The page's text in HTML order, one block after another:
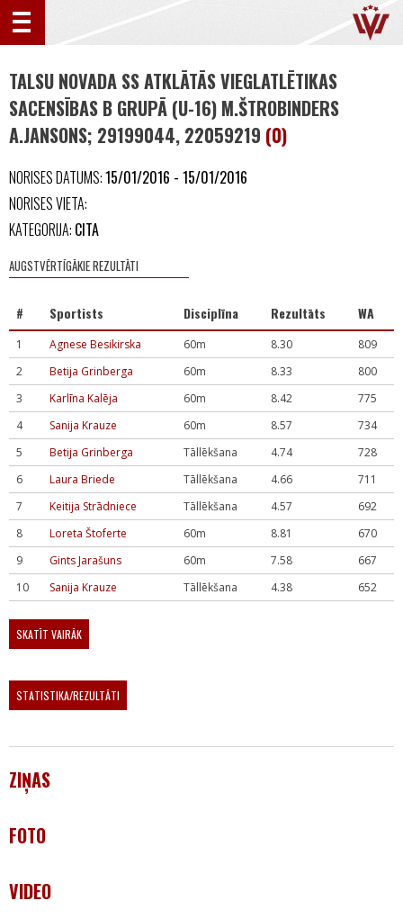
TALSU NOVADA SS ATKLĀTĀS VIEGLATLĒTIKAS
SACENSĪBAS B GRUPĀ (U-16) M.ŠTROBINDERS
A.JANSONS; 29199044, 22059219 (0)
NORISES DATUMS:15/01/2016 - 15/01/2016
NORISES VIETA:
KATEGORIJA: CITA
AUGSTVĒRTĪGĀKIE REZULTĀTI
# Sportists Disciplīna Rezultāts WA
1 Agnese Besikirska 60m 8.30
809
2
Betija Grinberga 60m 8.33
800
3
Karlīna Kalēja 60m 8.42
775
4
Sanija Krauze 60m 8.57
734
5
Betija Grinberga Tāllēkšana 4.74
728
6
Laura Briede Tāllēkšana 4.66
711
7
Keitija Strādniece Tāllēkšana 4.57
692
8
Loreta Štoferte 60m 8.81
670
9
Gints Jarašuns 60m 7.58
667
10
Sanija Krauze Tāllēkšana 4.38 652
SKATĪT VAIRĀK
STATISTIKA/REZULTĀTI
ZIŅAS
FOTO
VIDEO